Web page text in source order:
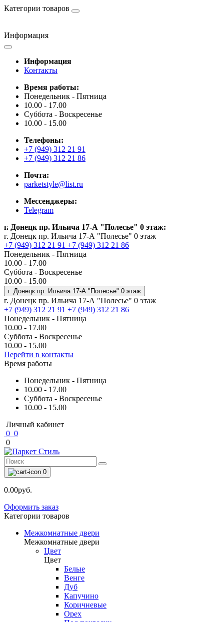
Категории товаров
Информация
Информация
Контакты
Время работы:
Понедельник - Пятница
10.00 - 17.00
Суббота - Воскресенье
10.00 - 15.00
Телефоны:
+7 (949) 312 21 91
+7 (949) 312 21 86
Почта:
parketstyle@list.ru
Мессенджеры:
Telegram
г. Донецк пр. Ильича 17-А "Полесье" 0 этаж:
г. Донецк пр. Ильича 17-А "Полесье" 0 этаж
+7 (949) 312 21 91 +7 (949) 312 21 86
Понедельник - Пятница
10.00 - 17.00
Суббота - Воскресенье
10.00 - 15.00
г. Донецк пр. Ильича 17-А "Полесье" 0 этаж
г. Донецк пр. Ильича 17-А "Полесье" 0 этаж
+7 (949) 312 21 91 +7 (949) 312 21 86
Понедельник - Пятница
10.00 - 17.00
Суббота - Воскресенье
10.00 - 15.00
Перейти в контакты
Время работы
Понедельник - Пятница
10.00 - 17.00
Суббота - Воскресенье
10.00 - 15.00
Личный кабинет
0 0
0
0
0.00руб.
Оформить заказ
Категории товаров
Межкомнатные двери
Межкомнатные двери
Цвет
Цвет
Белые
Венге
Дуб
Капучино
Коричневые
Орех